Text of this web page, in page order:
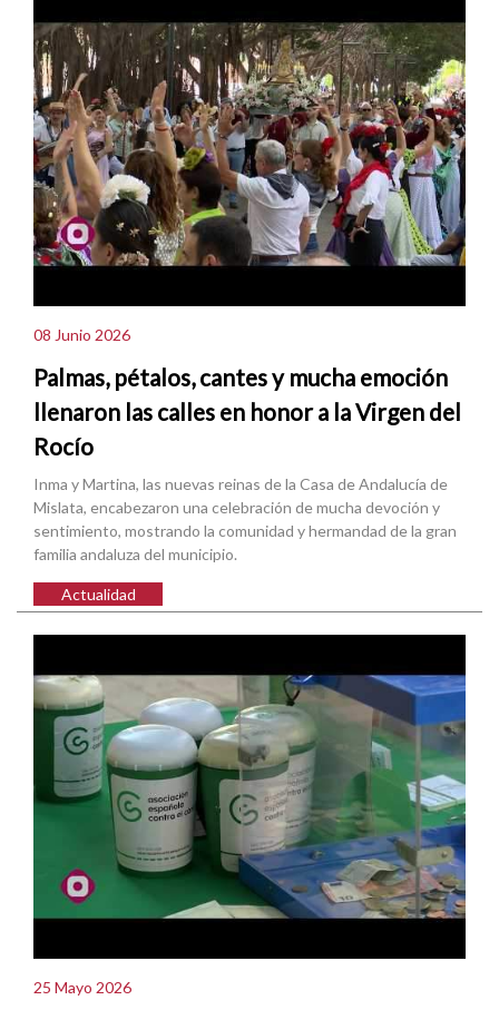
08 Junio 2026
Palmas, pétalos, cantes y mucha emoción
llenaron las calles en honor a la Virgen del
Rocío
Inma y Martina, las nuevas reinas de la Casa de Andalucía de
Mislata, encabezaron una celebración de mucha devoción y
sentimiento, mostrando la comunidad y hermandad de la gran
familia andaluza del municipio.
Actualidad
25 Mayo 2026